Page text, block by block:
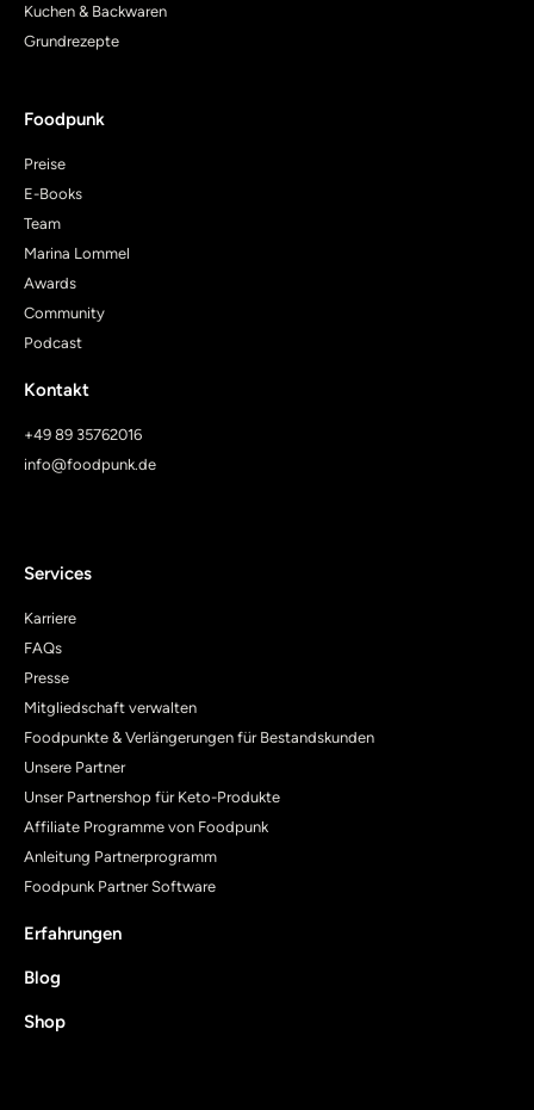
Kuchen & Backwaren
Grundrezepte
Foodpunk
Preise
E-Books
Team
Marina Lommel
Awards
Community
Podcast
Kontakt
+49 89 35762016
info@foodpunk.de
Services
Karriere
FAQs
Presse
Mitgliedschaft verwalten
Foodpunkte & Verlängerungen für Bestandskunden
Unsere Partner
Unser Partnershop für Keto-Produkte
Affiliate Programme von Foodpunk
Anleitung Partnerprogramm
Foodpunk Partner Software
Erfahrungen
Blog
Shop